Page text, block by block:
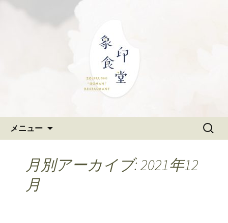
難波・なんばスカイオにある
和食「象印食堂」の公式ブログ
大阪難波の和食「象印食堂」。象印マ
ホービンが、「ごはんレストラン」と
して、美味しいごはんをご提供しま
メニュー
検
月別アーカイブ: 2021年12
月